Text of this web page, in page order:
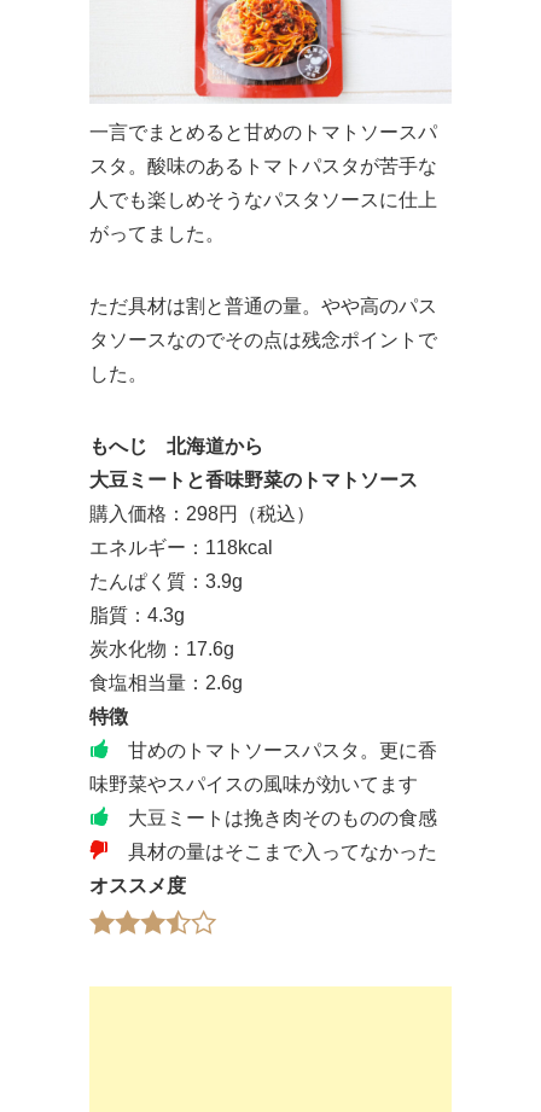
一言でまとめると甘めのトマトソースパ
スタ。酸味のあるトマトパスタが苦手な
人でも楽しめそうなパスタソースに仕上
がってました。
ただ具材は割と普通の量。やや高のパス
タソースなのでその点は残念ポイントで
した。
もへじ 北海道から
大豆ミートと香味野菜のトマトソース
購入価格：298円（税込）
エネルギー：118kcal
たんぱく質：3.9g
脂質：4.3g
炭水化物：17.6g
食塩相当量：2.6g
特徴
甘めのトマトソースパスタ。更に香
味野菜やスパイスの風味が効いてます
大豆ミートは挽き肉そのものの食感
具材の量はそこまで入ってなかった
オススメ度